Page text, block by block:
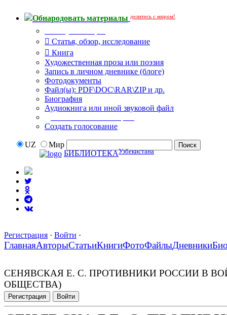
Обнародовать материалы делитесь с миром!
Статья, обзор, исследование
Книга
Художественная проза или поэзия
Запись в личном дневнике (блоге)
Фотодокументы
Файл(ы): PDF\DOC\RAR\ZIP и др.
Биография
Аудиокнига или иной звуковой файл
Создать голосование
UZ
Мир
БИБЛИОТЕКАУзбекистана
Регистрация · Войти ·
ГлавнаяАвторыСтатьиКнигиФотоФайлыДневники
СЕНЯВСКАЯ Е. С. ПРОТИВНИКИ РОССИИ В
ОБЩЕСТВА)
Регистрация Войти